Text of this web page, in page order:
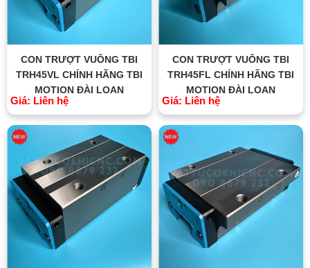
CON TRƯỢT VUÔNG TBI
TRH45VL CHÍNH HÃNG TBI
MOTION ĐÀI LOAN
Giá: Liên hệ
CON TRƯỢT VUÔNG TBI
TRH45FL CHÍNH HÃNG TBI
MOTION ĐÀI LOAN
Giá: Liên hệ